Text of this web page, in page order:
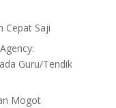
Cepat Saji
Guru/Tendik
Mogot